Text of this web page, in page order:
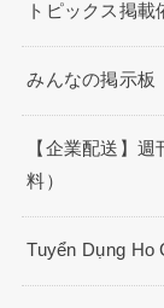
トピックス掲載
みんなの掲示板
【企業配送】
料）
Tuyển Dụng Ho